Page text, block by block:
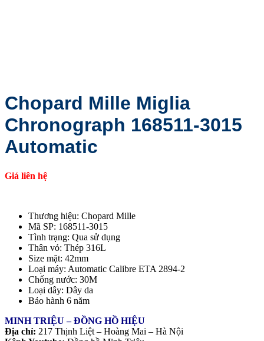
Chopard Mille Miglia
Chronograph 168511-3015
Automatic
Giá liên hệ
Thương hiệu: Chopard Mille
Mã SP: 168511-3015
Tình trạng: Qua sử dụng
Thân vỏ: Thép 316L
Size mặt: 42mm
Loại máy: Automatic Calibre ETA 2894-2
Chống nước: 30M
Loại dây: Dây da
Bảo hành 6 năm
MINH TRIỆU – ĐỒNG HỒ HIỆU
Địa chỉ: 217 Thịnh Liệt – Hoàng Mai – Hà Nội